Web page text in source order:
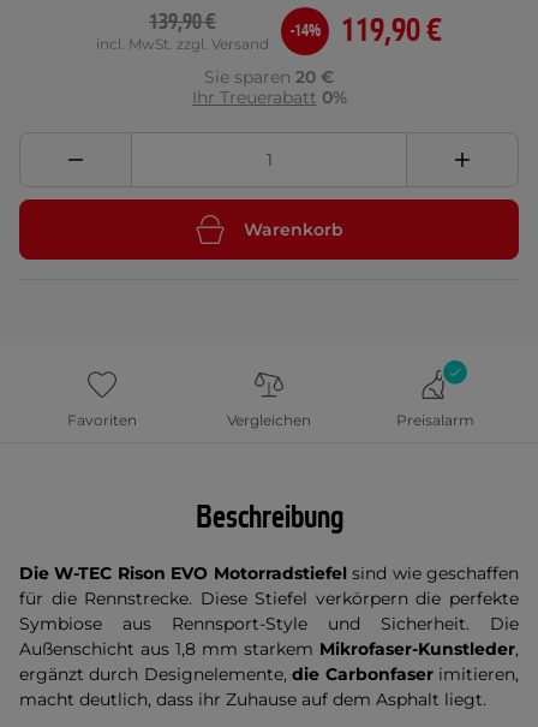
119,90 €
139,90 €
incl. MwSt. zzgl. Versand
-14%
Sie sparen 20 €
Ihr Treuerabatt 0%
Warenkorb
Favoriten Vergleichen Preisalarm
Beschreibung
Die W-TEC Rison EVO Motorradstiefelsind wie geschaffen
für die Rennstrecke. Diese Stiefel verkörpern die perfekte
Symbiose aus Rennsport-Style und Sicherheit. Die
Außenschicht aus 1,8 mm starkem Mikrofaser-Kunstleder,
ergänzt durch Designelemente,die Carbonfaserimitieren,
macht deutlich, dass ihr Zuhause auf dem Asphalt liegt.